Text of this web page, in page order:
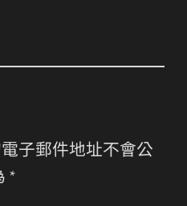
子郵件地址不會公
*